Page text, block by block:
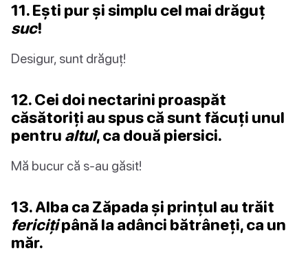
11. Ești pur și simplu cel mai drăguț
suc!
Desigur, sunt drăguț!
12. Cei doi nectarini proaspăt
căsătoriți au spus că sunt făcuți unul
pentru altul, ca două piersici.
Mă bucur că s-au găsit!
13. Alba ca Zăpada și prințul au trăit
fericițipână la adânci bătrâneți, ca un
măr.